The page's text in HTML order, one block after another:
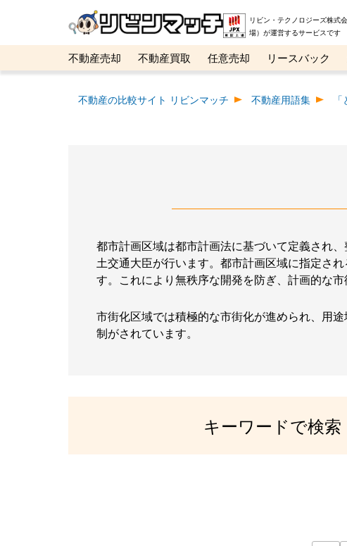
リビン・テクノロジーズ株式
場）が運営するサービスで
不動産売却 不動産買取 任意売却 リースバック
メタ住宅展示場
ベスト不動産カンパニー オンライ
不動産の比較サイト リビンマッチ 不動産用語集
都市計画区域は都市計画法に基づいて定義され
土交通大臣が行います。都市計画区域に指定さ
す。これにより無秩序な開発を防ぎ、計画的な市
市街化区域では積極的な市街化が進められ、用
制がされています。
キーワードで検索